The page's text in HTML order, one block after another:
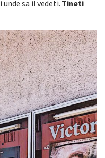
unde sa il vedeti. Tineti